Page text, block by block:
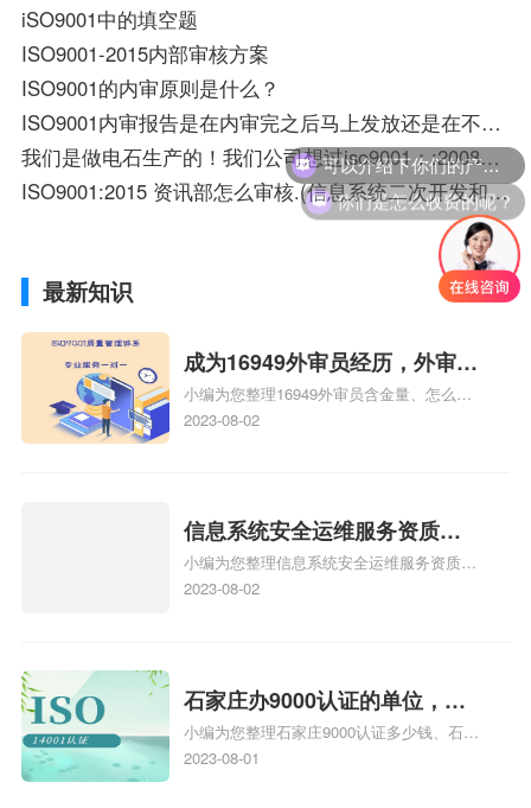
iSO9001中的填空题
ISO9001-2015内部审核方案
ISO9001的内审原则是什么？
ISO9001内审报告是在内审完之后马上发放还是在不符合项关闭以后再发放？
我们是做电石生产的！我们公司想过iso9001：:2008求关于质量管理体系的质量手册文件
ISO9001:2015 资讯部怎么审核.(信息系统二次开发和维护,IT日常维护)
最新知识
成为16949外审员经历，外审员
16949
小编为您整理16949外审员含金量、怎么才
能成为注册的TS16949:2009的外审员、我
2023-08-02
信息系统安全运维服务资质二
级费用，信息系统安全运维服
务资质二级
小编为您整理信息系统安全运维服务资质认
证证书机构有哪些、安全运维服务资质的费
体系认证知识，详情可查看下方正文！
2023-08-02
石家庄办9000认证的单位，石
家庄9000认证的公司
小编为您整理石家庄9000认证多少钱、石家
庄9000认证价格多少钱、石家庄9000认证
2023-08-01
可以介绍下你们的产品么？
你们是怎么收费的呢？